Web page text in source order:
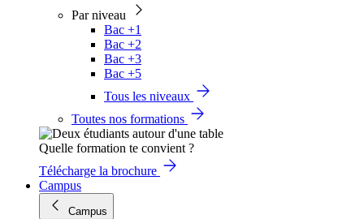
Par niveau
Bac +1
Bac +2
Bac +3
Bac +5
Tous les niveaux
Toutes nos formations
Quelle formation te convient ?
Télécharge la brochure
Campus
Campus